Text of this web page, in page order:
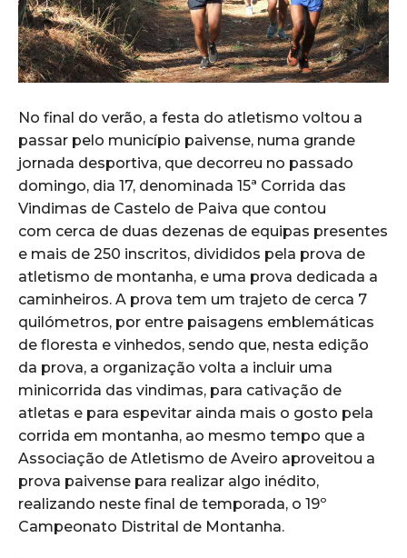
No final do verão, a festa do atletismo voltou a
passar pelo município paivense, numa grande
jornada desportiva, que decorreu no passado
domingo, dia 17, denominada 15ª Corrida das
Vindimas de Castelo de Paiva que contou
com cerca de duas dezenas de equipas presentes
e mais de 250 inscritos, divididos pela prova de
atletismo de montanha, e uma prova dedicada a
caminheiros. A prova tem um trajeto de cerca 7
quilómetros, por entre paisagens emblemáticas
de floresta e vinhedos, sendo que, nesta edição
da prova, a organização volta a incluir uma
minicorrida das vindimas, para cativação de
atletas e para espevitar ainda mais o gosto pela
corrida em montanha, ao mesmo tempo que a
Associação de Atletismo de Aveiro aproveitou a
prova paivense para realizar algo inédito,
realizando neste final de temporada, o 19º
Campeonato Distrital de Montanha.